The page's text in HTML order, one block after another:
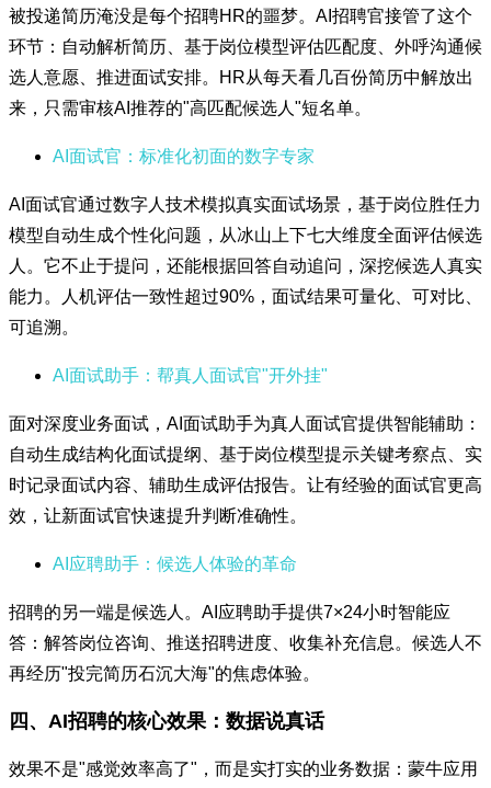
被投递简历淹没是每个招聘HR的噩梦。AI招聘官接管了这个
环节：自动解析简历、基于岗位模型评估匹配度、外呼沟通候
选人意愿、推进面试安排。HR从每天看几百份简历中解放出
来，只需审核AI推荐的"高匹配候选人"短名单。
AI面试官：标准化初面的数字专家
AI面试官通过数字人技术模拟真实面试场景，基于岗位胜任力
模型自动生成个性化问题，从冰山上下七大维度全面评估候选
人。它不止于提问，还能根据回答自动追问，深挖候选人真实
能力。人机评估一致性超过90%，面试结果可量化、可对比、
可追溯。
AI面试助手：帮真人面试官"开外挂"
面对深度业务面试，AI面试助手为真人面试官提供智能辅助：
自动生成结构化面试提纲、基于岗位模型提示关键考察点、实
时记录面试内容、辅助生成评估报告。让有经验的面试官更高
效，让新面试官快速提升判断准确性。
AI应聘助手：候选人体验的革命
招聘的另一端是候选人。AI应聘助手提供7×24小时智能应
答：解答岗位咨询、推送招聘进度、收集补充信息。候选人不
再经历"投完简历石沉大海"的焦虑体验。
四、AI招聘的核心效果：数据说真话
效果不是"感觉效率高了"，而是实打实的业务数据：蒙牛应用